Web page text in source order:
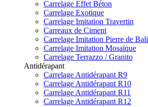
Carrelage Effet Béton
Carrelage Exotique
Carrelage Imitation Travertin
Carreaux de Ciment
Carrelage Imitation Pierre de Bali
Carrelage Imitation Mosaïque
Carrelage Terrazzo / Granito
Antidérapant
Carrelage Antidérapant R9
Carrelage Antidérapant R10
Carrelage Antidérapant R11
Carrelage Antidérapant R12